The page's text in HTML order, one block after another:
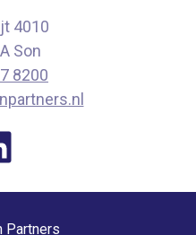
4010
Son
8200
Partners